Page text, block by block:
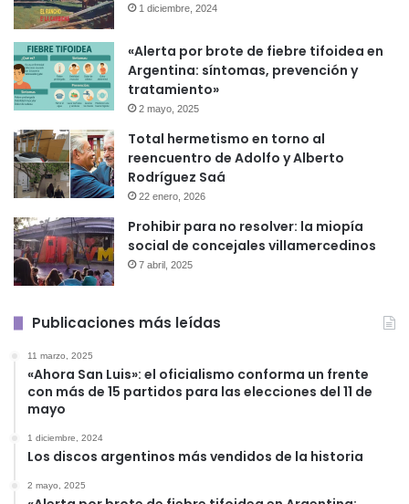
1 diciembre, 2024
«Alerta por brote de fiebre tifoidea en
Argentina: síntomas, prevención y
tratamiento»
2 mayo, 2025
Total hermetismo en torno al
reencuentro de Adolfo y Alberto
Rodríguez Saá
22 enero, 2026
Prohibir para no resolver: la miopía
social de concejales villamercedinos
7 abril, 2025
Publicaciones más leídas
11 marzo, 2025
«Ahora San Luis»: el oficialismo conforma un frente
con más de 15 partidos para las elecciones del 11 de
mayo
1 diciembre, 2024
Los discos argentinos más vendidos de la historia
2 mayo, 2025